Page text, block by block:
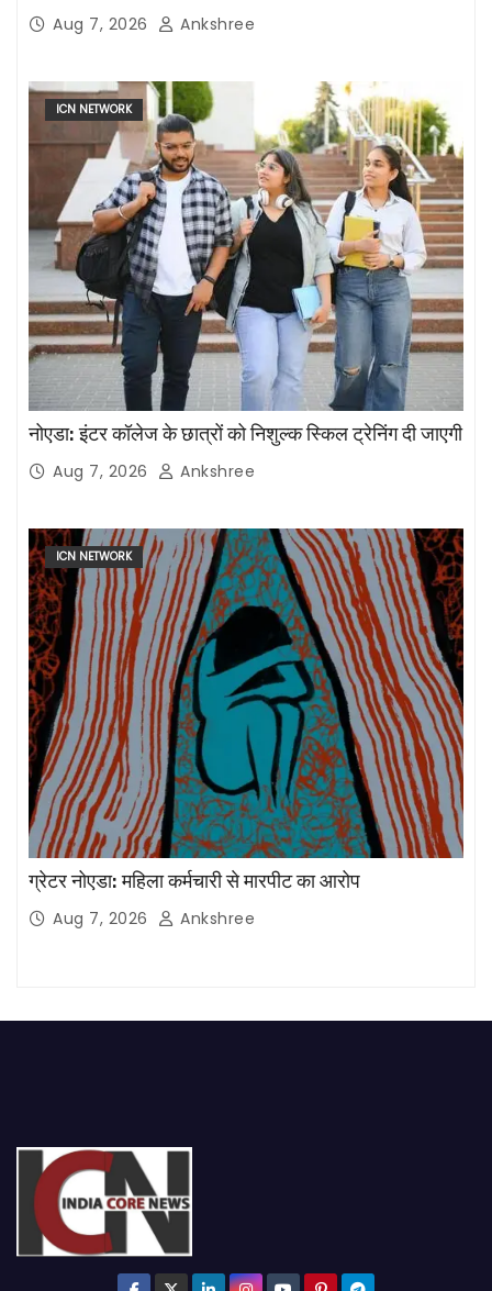
Aug 7, 2026 Ankshree
ICN NETWORK
नोएडा: इंटर कॉलेज के छात्रों को निशुल्क स्किल ट्रेनिंग दी जाएगी
Aug 7, 2026 Ankshree
ICN NETWORK
ग्रेटर नोएडा: महिला कर्मचारी से मारपीट का आरोप
Aug 7, 2026 Ankshree